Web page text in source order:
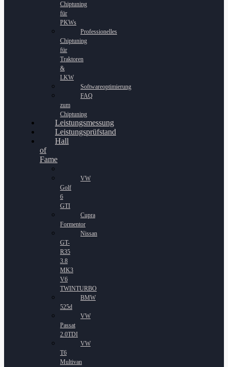
Chiptuning
für
PKWs
Professionelles
Chiptuning
für
Traktoren
&
LKW
Softwareoptimierung
FAQ
zum
Chiptuning
Leistungsmessung
Leistungsprüfstand
Hall
of
Fame
VW
Golf
6
GTI
Cupra
Formentor
Nissan
GT-
R35
3.8
MK3
V6
TWINTURBO
BMW
525d
VW
Passat
2.0TDI
VW
T6
Multivan